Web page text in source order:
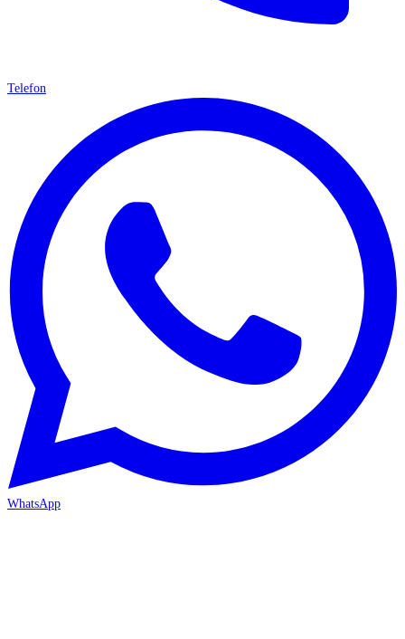
Telefon
WhatsApp